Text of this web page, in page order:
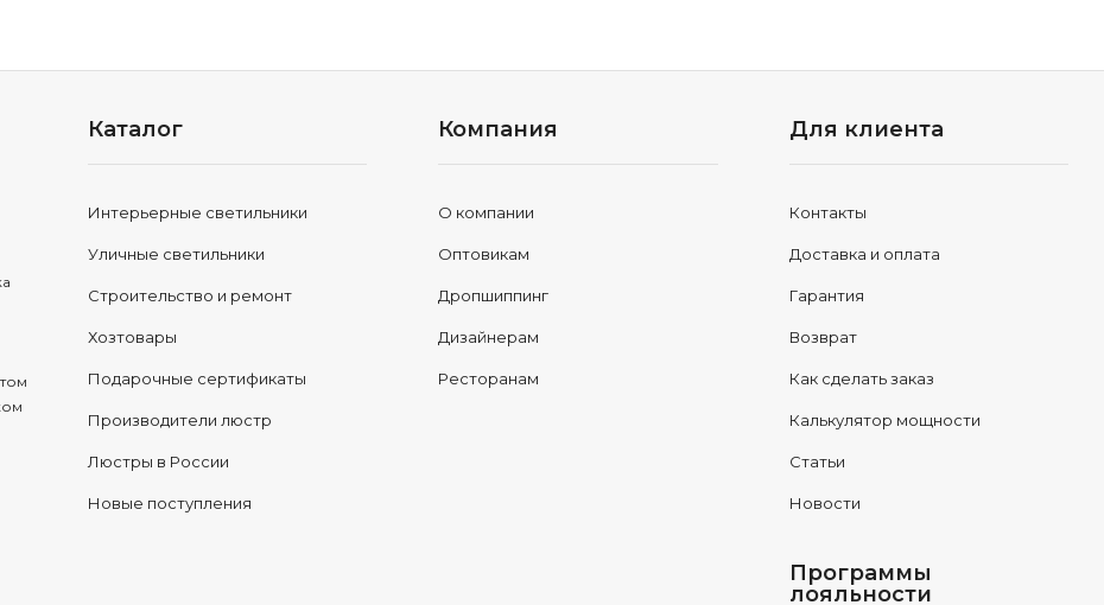
Каталог
Интерьерные светильники
Уличные светильники
Строительство и ремонт
Хозтовары
Подарочные сертификаты
Производители люстр
Люстры в России
Новые поступления
Компания
О компании
Оптовикам
Дропшиппинг
Дизайнерам
Ресторанам
Для клиента
Контакты
Доставка и оплата
Гарантия
Возврат
Как сделать заказ
Калькулятор мощности
Статьи
Новости
Программы
лояльности